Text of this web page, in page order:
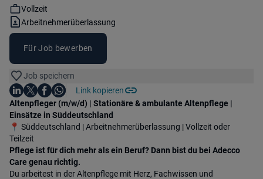
Workhours:
Vollzeit
Vertragsart:
Arbeitnehmerüberlassung
Für Job bewerben
Job speichern
Teile diesen Job
Auf LinkedIn teilen
Auf X teilen
Auf Facebook teilen
Auf WhatsApp teilen
Link kopieren
Einleitung
Altenpfleger (m/w/d) | Stationäre & ambulante Altenpflege |
Einsätze in Süddeutschland
📍 Süddeutschland | Arbeitnehmerüberlassung | Vollzeit oder
Teilzeit
Pflege ist für dich mehr als ein Beruf? Dann bist du bei Adecco
Care genau richtig.
Du arbeitest in der Altenpflege mit Herz, Fachwissen und